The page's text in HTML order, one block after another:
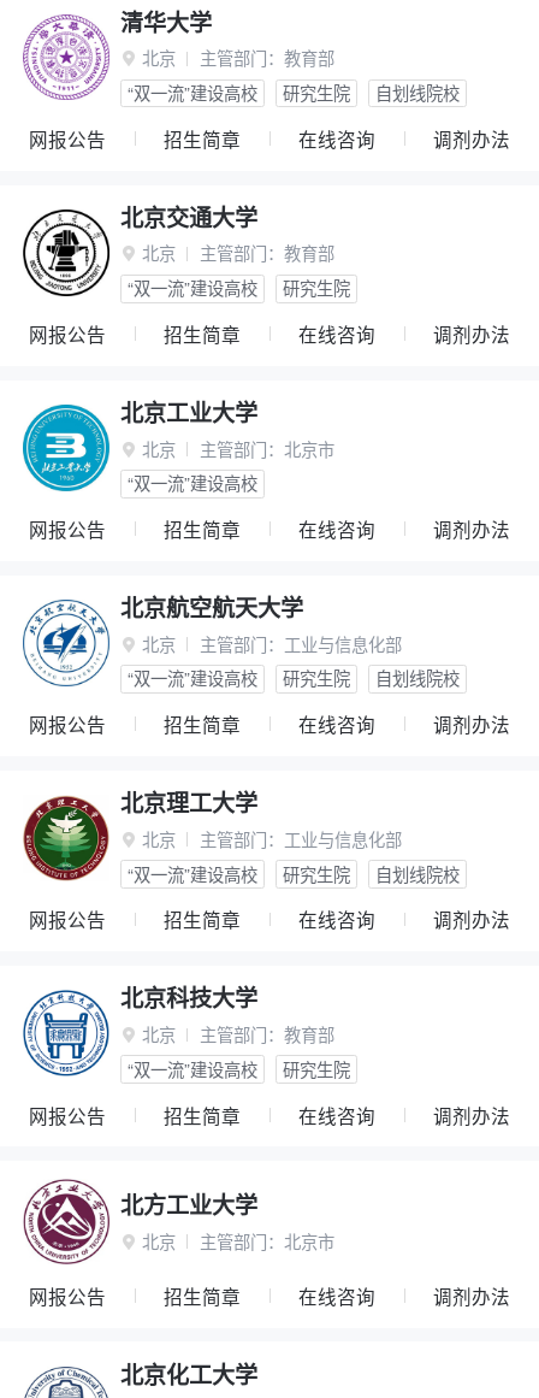
清华大学
 北京 主管部门： 教育部
“双一流”建设高校
研究生院 自划线院校
网报公告 招生简章 在线咨询 调剂办法
北京交通大学
 北京 主管部门： 教育部
“双一流”建设高校
研究生院
网报公告 招生简章 在线咨询 调剂办法
北京工业大学
 北京 主管部门： 北京市
“双一流”建设高校
网报公告 招生简章 在线咨询 调剂办法
北京航空航天大学
 北京 主管部门： 工业与信息化部
“双一流”建设高校
研究生院 自划线院校
网报公告 招生简章 在线咨询 调剂办法
北京理工大学
 北京 主管部门： 工业与信息化部
“双一流”建设高校
研究生院 自划线院校
网报公告 招生简章 在线咨询 调剂办法
北京科技大学
 北京 主管部门： 教育部
“双一流”建设高校
研究生院
网报公告 招生简章 在线咨询 调剂办法
北方工业大学
 北京 主管部门： 北京市
网报公告 招生简章 在线咨询 调剂办法
北京化工大学